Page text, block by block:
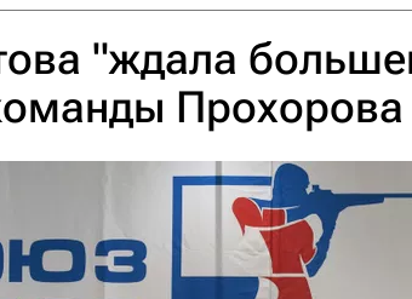
"ждала